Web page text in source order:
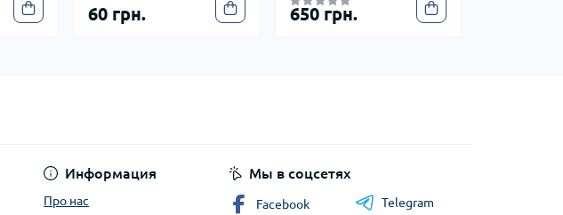
60 грн. 650 грн.
Информация
Про нас
Мы в соцсетях
Facebook
Telegram